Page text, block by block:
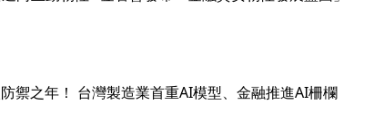
禦之年！ 台灣製造業首重AI模型、金融推進AI柵欄